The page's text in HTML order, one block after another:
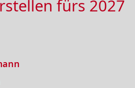
fürs 2027